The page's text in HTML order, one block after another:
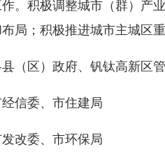
。积极调整城市（群）产
局；积极推进城市主城区
区）政府、钒钛高新区管
信委、市住建局
发改委、市环保局